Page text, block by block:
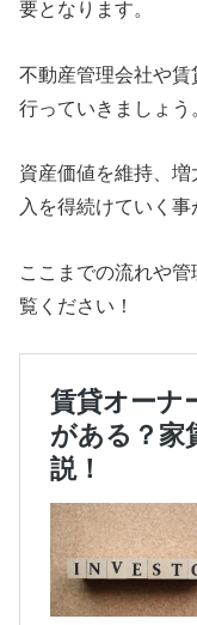
要となります。
不動産管理会社や
行っていきましょう
資産価値を維持、
入を得続けていく事
ここまでの流れや
覧ください！